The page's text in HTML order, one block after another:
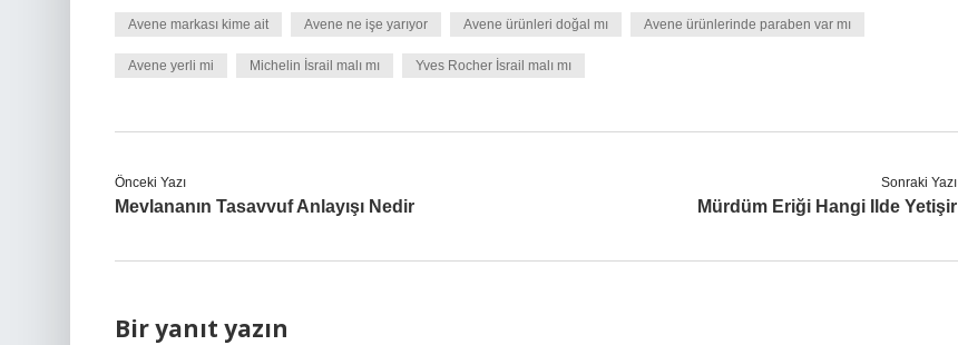
Avene markası kime ait Avene ne işe yarıyor Avene ürünleri doğal mı Avene ürünlerinde paraben var mı
Avene yerli mi Michelin İsrail malı mı Yves Rocher İsrail malı mı
Önceki Yazı
Mevlananın Tasavvuf Anlayışı Nedir
Sonraki Yazı
Mürdüm Eriği Hangi Ilde Yetişir
Bir yanıt yazın